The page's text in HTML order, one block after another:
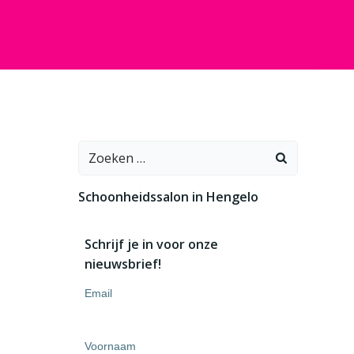
Zoeken
Schoonheidssalon in Hengelo
Schrijf je in voor onze
nieuwsbrief!
Email
Voornaam